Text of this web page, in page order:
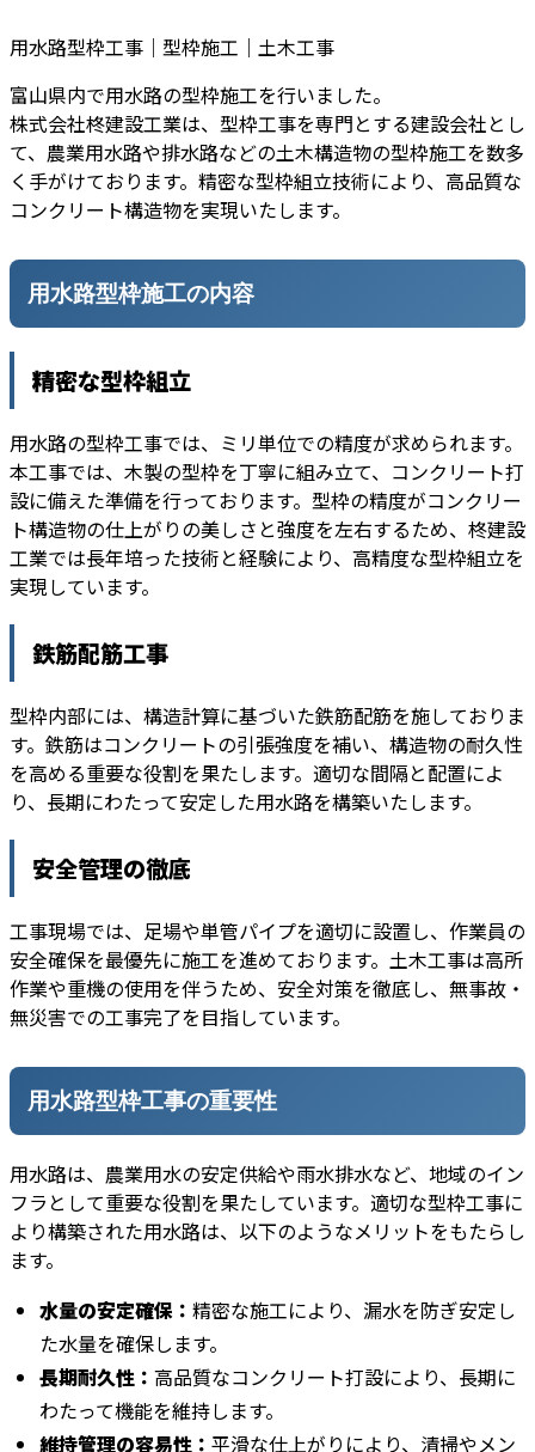
用水路型枠工事｜型枠施工｜土木工事
富山県内で用水路の型枠施工を行いました。
株式会社柊建設工業は、型枠工事を専門とする建設会社とし
て、農業用水路や排水路などの土木構造物の型枠施工を数多
く手がけております。精密な型枠組立技術により、高品質な
コンクリート構造物を実現いたします。
用水路型枠施工の内容
精密な型枠組立
用水路の型枠工事では、ミリ単位での精度が求められます。
本工事では、木製の型枠を丁寧に組み立て、コンクリート打
設に備えた準備を行っております。型枠の精度がコンクリー
ト構造物の仕上がりの美しさと強度を左右するため、柊建設
工業では長年培った技術と経験により、高精度な型枠組立を
実現しています。
鉄筋配筋工事
型枠内部には、構造計算に基づいた鉄筋配筋を施しておりま
す。鉄筋はコンクリートの引張強度を補い、構造物の耐久性
を高める重要な役割を果たします。適切な間隔と配置によ
り、長期にわたって安定した用水路を構築いたします。
安全管理の徹底
工事現場では、足場や単管パイプを適切に設置し、作業員の
安全確保を最優先に施工を進めております。土木工事は高所
作業や重機の使用を伴うため、安全対策を徹底し、無事故・
無災害での工事完了を目指しています。
用水路型枠工事の重要性
用水路は、農業用水の安定供給や雨水排水など、地域のイン
フラとして重要な役割を果たしています。適切な型枠工事に
より構築された用水路は、以下のようなメリットをもたらし
ます。
水量の安定確保： 精密な施工により、漏水を防ぎ安定し
た水量を確保します。
長期耐久性： 高品質なコンクリート打設により、長期に
わたって機能を維持します。
維持管理の容易性： 平滑な仕上がりにより、清掃やメン